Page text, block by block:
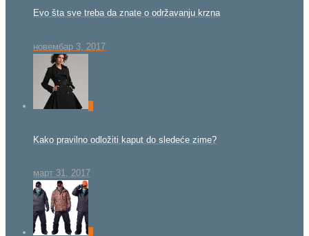
Evo šta sve treba da znate o održavanju krzna
новембар 3, 2017
Kako pravilno odložiti kaput do sledeće zime?
март 31, 2017